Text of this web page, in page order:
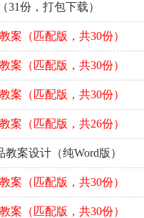
31份，打包下载）
案（匹配版，共30份）
案（匹配版，共30份）
案（匹配版，共30份）
案（匹配版，共26份）
案设计（纯Word版）
案（匹配版，共30份）
案（匹配版，共30份）